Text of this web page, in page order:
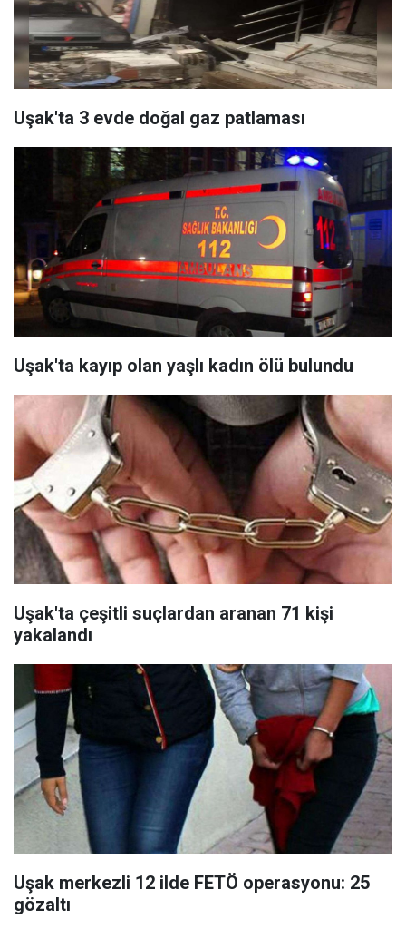
Uşak'ta 3 evde doğal gaz patlaması
Uşak'ta kayıp olan yaşlı kadın ölü bulundu
Uşak'ta çeşitli suçlardan aranan 71 kişi
yakalandı
Uşak merkezli 12 ilde FETÖ operasyonu: 25
gözaltı